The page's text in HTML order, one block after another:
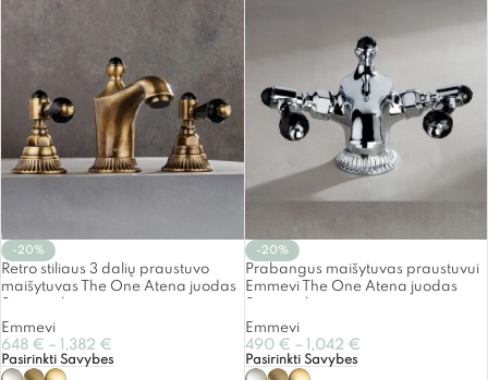
-20%
Retro stiliaus 3 dalių praustuvo
maišytuvas The One Atena juodas
Emmevi
648 € – 1,382 €
Pasirinkti Savybes
-20%
Prabangus maišytuvas praustuvui
Emmevi The One Atena juodas
Emmevi
490 € – 1,042 €
Pasirinkti Savybes